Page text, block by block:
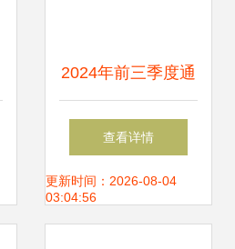
2024年前三季度通
信业经济运行情况
互联网接入业务稳
查看详情
更新时间：2026-08-04
03:04:56